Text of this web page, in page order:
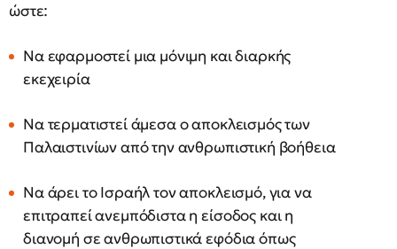
ώστε:
Να εφαρμοστεί μια μόνιμη και διαρκής
εκεχειρία
Να τερματιστεί άμεσα ο αποκλεισμός των
Παλαιστινίων από την ανθρωπιστική βοήθεια
Να άρει το Ισραήλ τον αποκλεισμό, για να
επιτραπεί ανεμπόδιστα η είσοδος και η
διανομή σε ανθρωπιστικά εφόδια όπως